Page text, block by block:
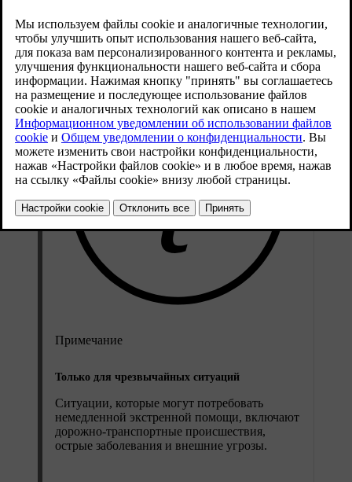
Обновленная версия 01.08.2025
Примечание
Только для чрезвычайных ситуаций
Ситуации, которые могут потребовать
немедленной экстренной помощи, включают
дорожно-транспортные происшествия,
острые заболевания и внешние угрозы.